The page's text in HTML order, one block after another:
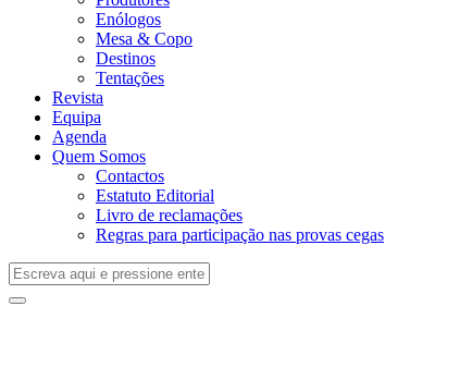
Enólogos
Mesa & Copo
Destinos
Tentações
Revista
Equipa
Agenda
Quem Somos
Contactos
Estatuto Editorial
Livro de reclamações
Regras para participação nas provas cegas